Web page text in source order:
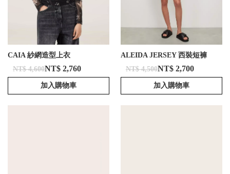
CAIA 紗網造型上衣
NT$ 4,600NT$ 2,760
加入購物車
ALEIDA JERSEY 西裝短褲
NT$ 4,500NT$ 2,700
加入購物車